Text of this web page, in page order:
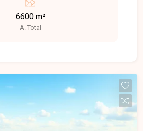
potencial de
da localização estratégica.
a confirmação.
6600 m²
A. Total